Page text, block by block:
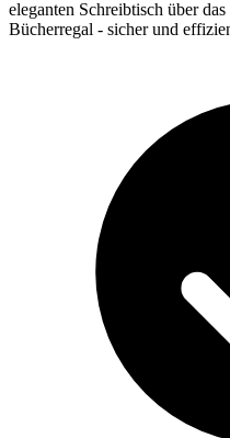
eleganten Schreibtisch über
Bücherregal - sicher und